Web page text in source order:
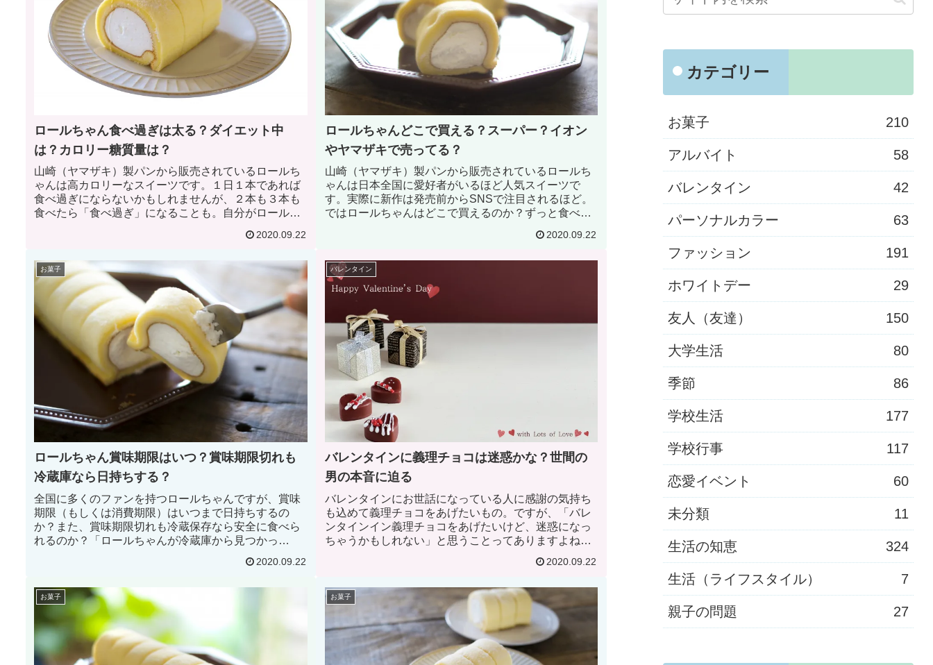
ロールちゃん食べ過ぎは太る？ダイエット中
は？カロリー糖質量は？
山崎（ヤマザキ）製パンから販売されているロールち
ゃんは高カロリーなスイーツです。１日１本であれば
食べ過ぎにならないかもしれませんが、２本も３本も
食べたら「食べ過ぎ」になることも。自分がロールち
日の食事量を少し減らして採算を合わせるのもオスス
2020.09.22
ロールちゃんどこで買える？スーパー？イオン
やヤマザキで売ってる？
山崎（ヤマザキ）製パンから販売されているロールち
ゃんは日本全国に愛好者がいるほど人気スイーツで
す。実際に新作は発売前からSNSで注目されるほど。
ではロールちゃんはどこで買えるのか？ずっと食べて
率」と「イオンやデイリーヤマザキで売ってる確率」
2020.09.22
お菓子
ロールちゃん賞味期限はいつ？賞味期限切れも
冷蔵庫なら日持ちする？
全国に多くのファンを持つロールちゃんですが、賞味
期限（もしくは消費期限）はいつまで日持ちするの
か？また、賞味期限切れも冷蔵保存なら安全に食べら
れるのか？「ロールちゃんが冷蔵庫から見つかっ
進めてロールちゃんの賞味期限や賞味期限切れへの対
2020.09.22
バレンタイン
バレンタインに義理チョコは迷惑かな？世間の
男の本音に迫る
バレンタインにお世話になっている人に感謝の気持ち
も込めて義理チョコをあげたいもの。ですが、「バレ
ンタインイン義理チョコをあげたいけど、迷惑になっ
ちゃうかもしれない」と思うことってありますよね。
うか。男性陣に意見を聞いてみたので、参考にしてみ
2020.09.22
お菓子 お菓子
カテゴリー
お菓子 210
アルバイト 58
バレンタイン 42
パーソナルカラー 63
ファッション 191
ホワイトデー 29
友人（友達） 150
大学生活 80
季節 86
学校生活 177
学校行事 117
恋愛イベント 60
未分類 11
生活の知恵 324
生活（ライフスタイル） 7
親子の問題 27